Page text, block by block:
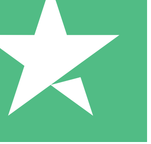
de Créditos Individuais
o uso com créditos de download. Sem
1000